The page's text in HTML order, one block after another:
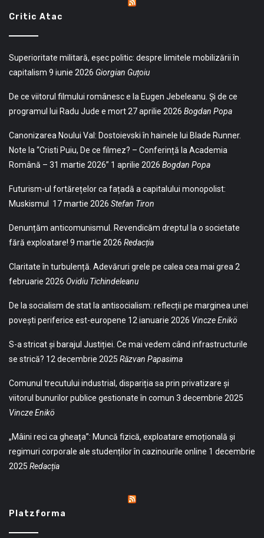
Critic Atac
Superioritate militară, eșec politic: despre limitele mobilizării în
capitalism 9 iunie 2026 Giorgian Guțoiu
De ce viitorul filmului românesc e la Eugen Jebeleanu. Și de ce
programul lui Radu Jude e mort27 aprilie 2026 Bogdan Popa
Canonizarea Noului Val: Dostoievski în hainele lui Blade Runner.
Note la “Cristi Puiu, De ce filmez? – Conferință la Academia
Română – 31 martie 2026” 1 aprilie 2026 Bogdan Popa
Futurism-ul fortărețelor ca fațadă a capitalului monopolist:
Muskismul 17 martie 2026 Stefan Tiron
Denunțăm anticomunismul. Revendicăm dreptul la o societate
fără exploatare! 9 martie 2026 Redacția
Claritate în turbulență. Adevăruri grele pe calea cea mai grea 2
februarie 2026 Ovidiu Tichindeleanu
De la socialism de stat la antisocialism: reflecții pe marginea unei
povești periferice est-europene 12 ianuarie 2026 Vincze Enikö
S-a stricat și barajul Justiției. Ce mai vedem când infrastructurile
se strică? 12 decembrie 2025 Răzvan Papasima
Comunul trecutului industrial, dispariția sa prin privatizare și
viitorul bunurilor publice gestionate în comun 3 decembrie 2025
Vincze Enikö
„Mâini reci ca gheața”: Muncă fizică, exploatare emoțională și
regimuri corporale ale studenților în cazinourile online 1 decembrie
2025 Redacția
Platzforma